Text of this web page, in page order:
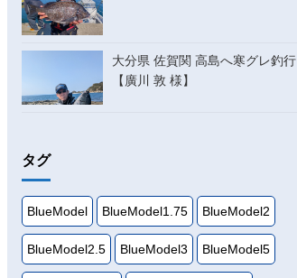
大分県 佐賀関 高島へ寒グレ釣行
【廣川 敦 様】
タグ
BlueModel BlueModel1.75 BlueModel2
BlueModel2.5 BlueModel3 BlueModel5